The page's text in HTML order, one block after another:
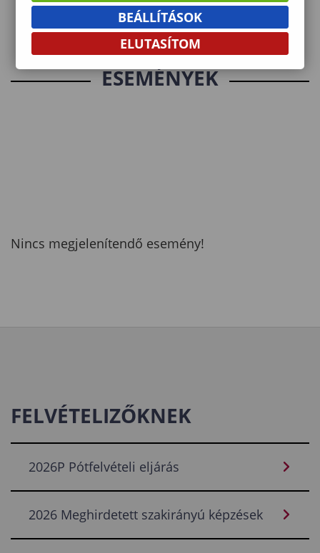
ESEMÉNYEK
Nincs megjelenítendő esemény!
FELVÉTELIZŐKNEK
2026P Pótfelvételi eljárás
2026 Meghirdetett szakirányú képzések
BEÁLLÍTÁSOK
ELUTASÍTOM